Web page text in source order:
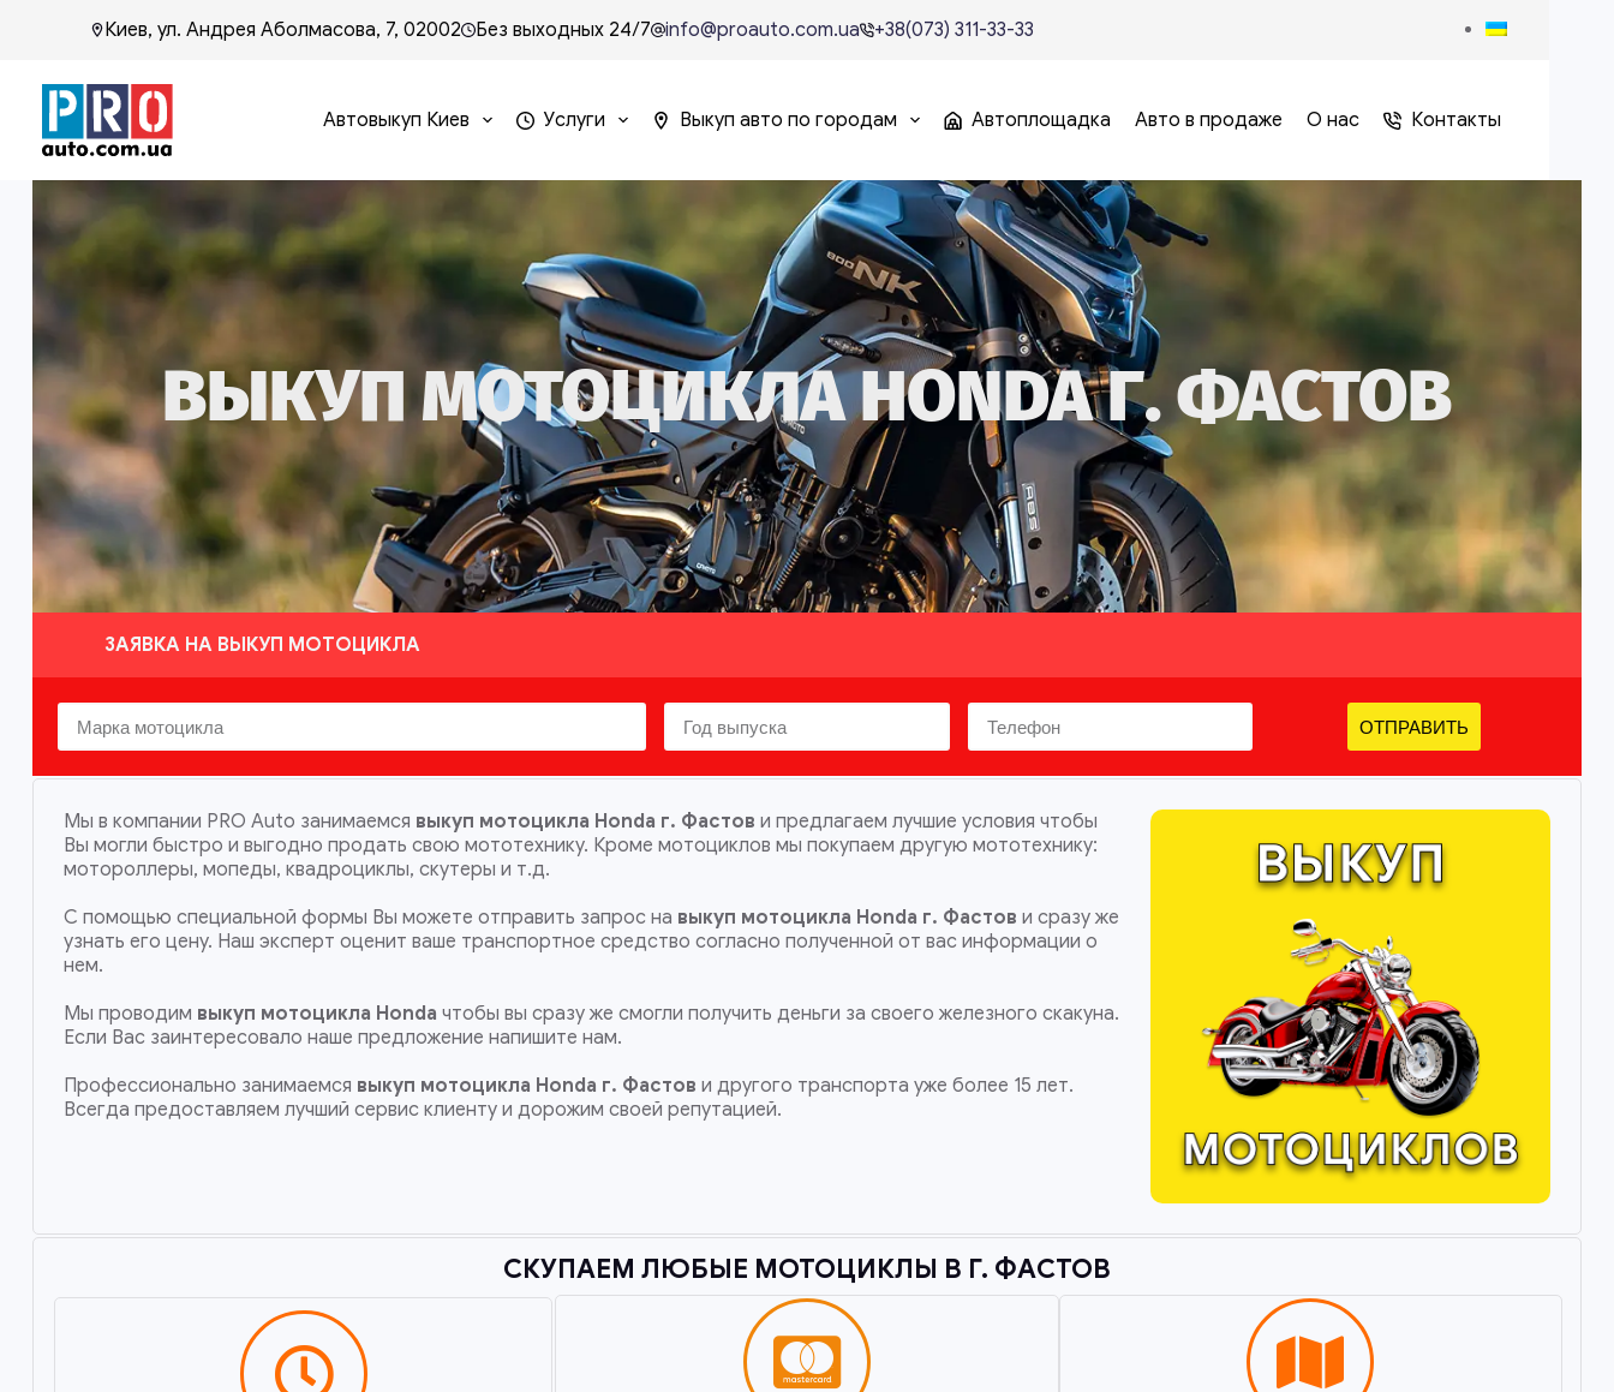
Киев, ул. Андрея Аболмасова, 7, 02002 Без выходных 24/7 info@proauto.com.ua +38(073) 311-33-33
Автовыкуп Киев Услуги Выкуп авто по городам Автоплощадка Авто в продаже О нас Контакты
ВЫКУП МОТОЦИКЛА HONDA Г. ФАСТОВ
ЗАЯВКА НА ВЫКУП МОТОЦИКЛА
ОТПРАВИТЬ
Мы в компании PRO Auto занимаемся выкуп мотоцикла Honda г. Фастов и предлагаем лучшие условия чтобы
Вы могли быстро и выгодно продать свою мототехнику. Кроме мотоциклов мы покупаем другую мототехнику:
мотороллеры, мопеды, квадроциклы, скутеры и т.д.
С помощью специальной формы Вы можете отправить запрос на выкуп мотоцикла Honda г. Фастов и сразу же
узнать его цену. Наш эксперт оценит ваше транспортное средство согласно полученной от вас информации о
нем.
Мы проводим выкуп мотоцикла Honda чтобы вы сразу же смогли получить деньги за своего железного скакуна.
Если Вас заинтересовало наше предложение напишите нам.
Профессионально занимаемся выкуп мотоцикла Honda г. Фастов и другого транспорта уже более 15 лет.
Всегда предоставляем лучший сервис клиенту и дорожим своей репутацией.
СКУПАЕМ ЛЮБЫЕ МОТОЦИКЛЫ В Г. ФАСТОВ​